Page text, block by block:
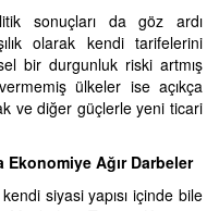
sonuçları da göz ardı
olarak kendi tarifelerini
bir durgunluk riski artmış
ülkeler ise açıkça
ve diğer güçlerle yeni ticari
Ekonomiye Ağır Darbeler
siyasi yapısı içinde bile